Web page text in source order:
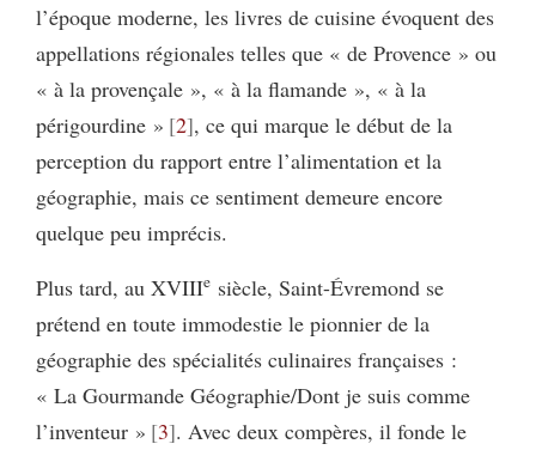
l’époque moderne, les livres de cuisine évoquent des
appellations régionales telles que « de Provence » ou
« à la provençale », « à la flamande », « à la
périgourdine » 2 , ce qui marque le début de la
perception du rapport entre l’alimentation et la
géographie, mais ce sentiment demeure encore
quelque peu imprécis.
Plus tard, au XVIIIe siècle, Saint-Évremond se
prétend en toute immodestie le pionnier de la
géographie des spécialités culinaires françaises :
« La Gourmande Géographie/Dont je suis comme
l’inventeur » 3 . Avec deux compères, il fonde le